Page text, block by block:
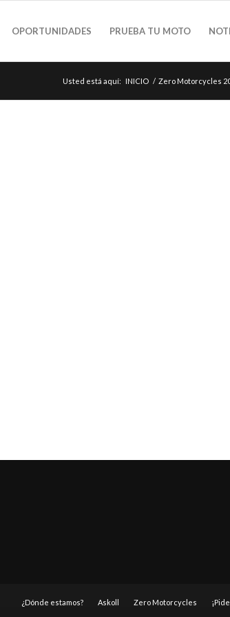
OPORTUNIDADES PRUEBA TU MOTO
Usted está aquí: INICIO / Zero Motorcycles
¿Dónde estamos? Askoll Zero Motorcycles